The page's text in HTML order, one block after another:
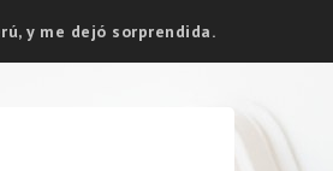
y me dejó sorprendida.